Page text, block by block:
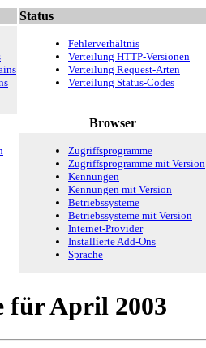
Status
Fehlerverhältnis
Verteilung HTTP-Versionen
Verteilung Request-Arten
Verteilung Status-Codes
Browser
Zugriffsprogramme
Zugriffsprogramme mit Version
Kennungen
Kennungen mit Version
Betriebssysteme
Betriebssysteme mit Version
Internet-Provider
Installierte Add-Ons
Sprache
für April 2003